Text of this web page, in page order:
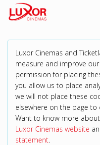
Luxor Cinemas and
measure and improve
permission for placing
you allow us to place
we will not place these
elsewhere on the page to
Want to know more
Luxor Cinemas website
statement.